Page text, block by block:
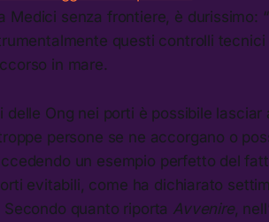
Medici senza frontiere, è durissimo:
questi controlli
in mare.
delle Ong nei porti è possibile
persone se ne accorgano o
un esempio perfetto del
evitabili, come ha dichiarato
Secondo quanto riporta Avvenire,